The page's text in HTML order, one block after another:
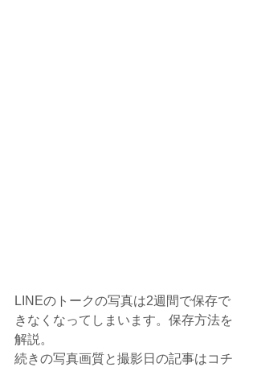
LINEのトークの写真は2週間で保存で
きなくなってしまいます。保存方法を
解説。
続きの写真画質と撮影日の記事はコチ